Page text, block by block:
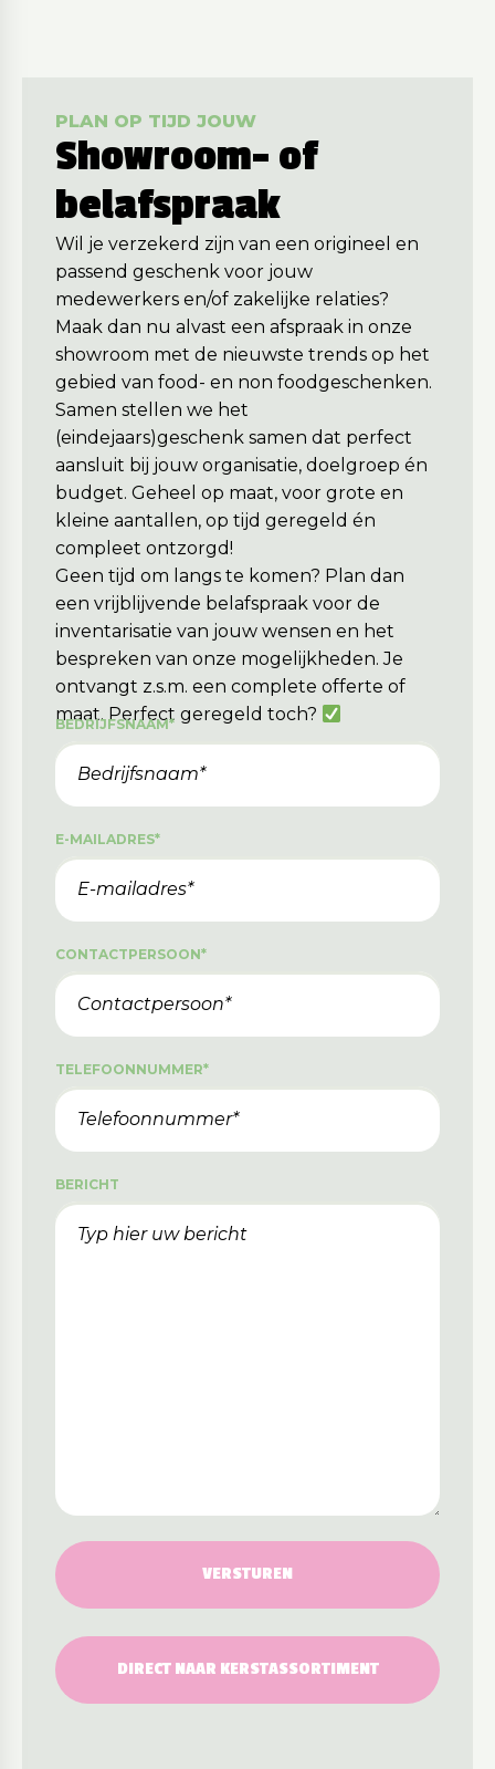
PLAN OP TIJD JOUW
Showroom- of
belafspraak
Wil je verzekerd zijn van een origineel en
passend geschenk voor jouw
medewerkers en/of zakelijke relaties?
Maak dan nu alvast een afspraak in onze
showroom met de nieuwste trends op het
gebied van food- en non foodgeschenken.
Samen stellen we het
(eindejaars)geschenk samen dat perfect
aansluit bij jouw organisatie, doelgroep én
budget. Geheel op maat, voor grote en
kleine aantallen, op tijd geregeld én
compleet ontzorgd!
Geen tijd om langs te komen? Plan dan
een vrijblijvende belafspraak voor de
inventarisatie van jouw wensen en het
bespreken van onze mogelijkheden. Je
ontvangt z.s.m. een complete offerte of
maat. Perfect geregeld toch?
BEDRIJFSNAAM*
E-MAILADRES*
CONTACTPERSOON*
TELEFOONNUMMER*
BERICHT
VERSTUREN
DIRECT NAAR KERSTASSORTIMENT